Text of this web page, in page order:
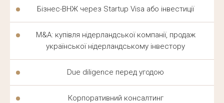
Бізнес-ВНЖ через Startup Visa або інвестиції
M&A: купівля нідерландської компанії, продаж
української нідерландському інвестору
Due diligence перед угодою
Корпоративний консалтинг